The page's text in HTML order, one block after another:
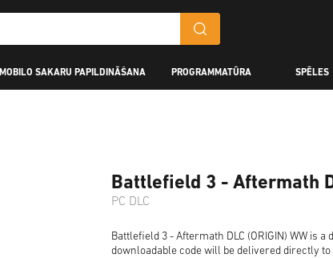
MOBILO SAKARU PAPILDINĀŠANA PROGRAMMATŪRA SPĒLES
Battlefield 3 - Aftermath
PC DLC
Battlefield 3 - Aftermath DLC (ORIGIN) WW is
downloadable code will be delivered directly